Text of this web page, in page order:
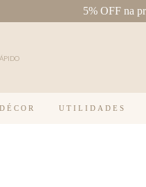
5% OFF na
UTILIDADES